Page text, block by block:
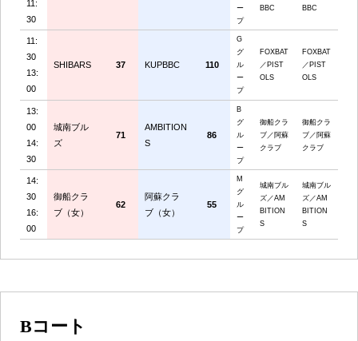
11:
30
ー
プ
BBC
BBC
11:
30
13:
00
SHIBARS 37 KUPBBC 110
G
グ
ル
ー
プ
FOXBAT
／PIST
OLS
FOXBAT
／PIST
OLS
13:
00
14:
30
城南ブル
ズ
71
AMBITION
S
86
B
グ
ル
ー
プ
御船クラ
ブ／阿蘇
クラブ
御船クラ
ブ／阿蘇
クラブ
14:
30
16:
00
御船クラ
ブ（女）
62
阿蘇クラ
ブ（女）
55
M
グ
ル
ー
プ
城南ブル
ズ／AM
BITION
S
城南ブル
ズ／AM
BITION
S
Bコート